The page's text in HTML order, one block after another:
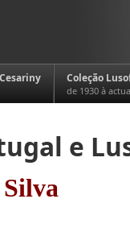
Coleção
de 1930 à
e